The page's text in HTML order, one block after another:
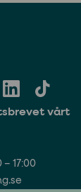
vårt
– 17:00